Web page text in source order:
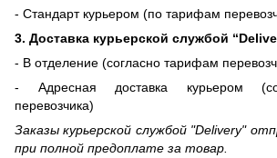
- Стандарт курьером (по тарифам
3. Доставка курьерской службой
- В отделение (согласно тарифам
- Адресная доставка курьером
перевозчика)
Заказы курьерской службой "Delivery"
при полной предоплате за товар.